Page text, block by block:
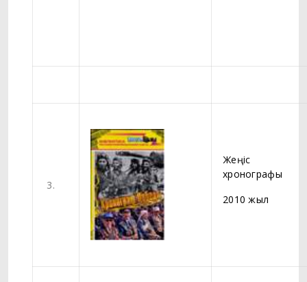
3.
Жеңіс
хронографы
2010 жыл